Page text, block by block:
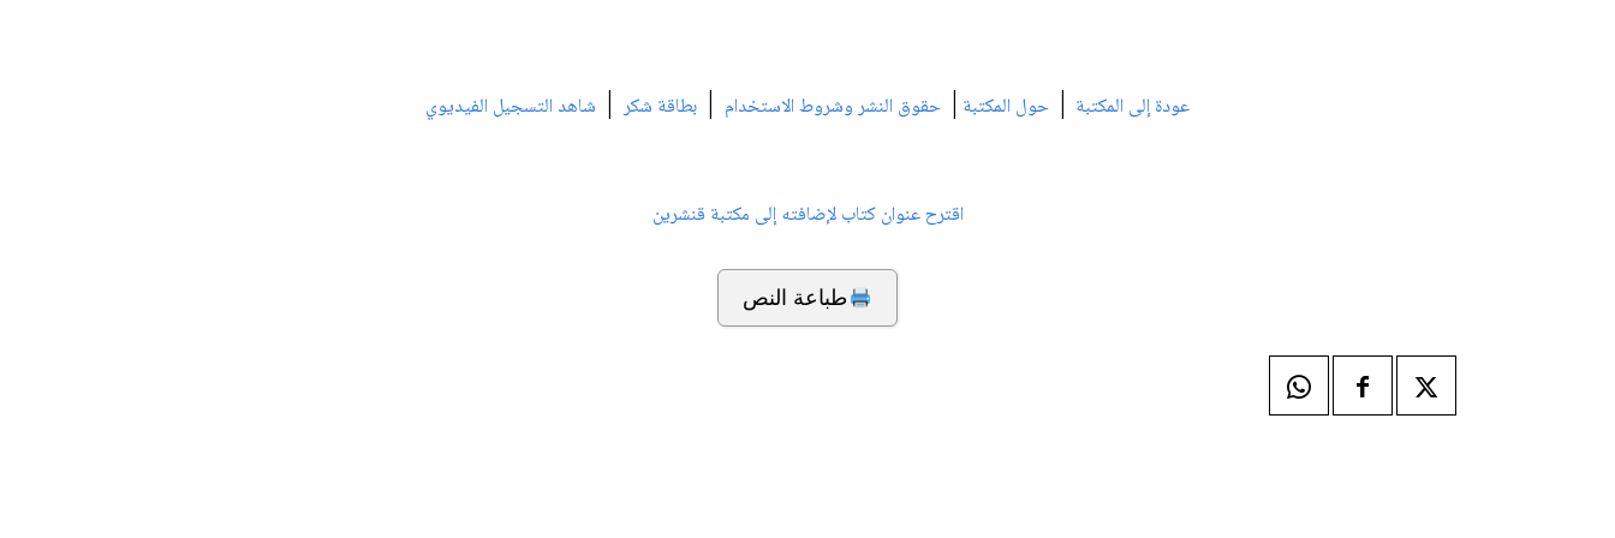
عودة إلى المكتبة | حول المكتبة | حقوق النشر وشروط الاستخدام | بطاقة شكر| شاهد التسجيل الفيديوي
اقترح عنوان كتاب لإضافته إلى مكتبة قنشرين
طباعة النص